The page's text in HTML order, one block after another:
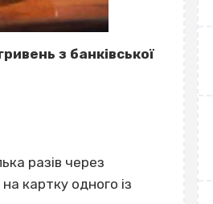
з банківської
разів через
картку одного із